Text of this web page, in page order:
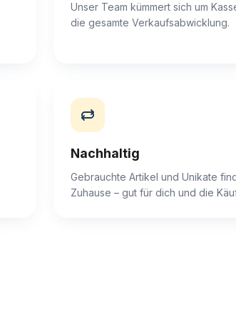
Unser Team kümmert sich um
die gesamte Verkaufsabwicklung.
Nachhaltig
Gebrauchte Artikel und Unikate
Zuhause – gut für dich und die